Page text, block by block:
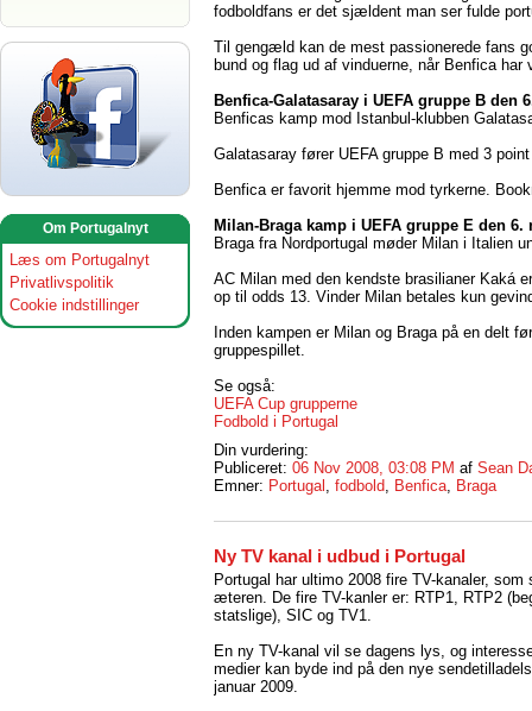
Om Portugalnyt
Læs om Portugalnyt
Privatlivspolitik
Cookie indstillinger
fodboldfans er det sjældent man ser fulde
Til gengæld kan de mest passionerede fans
bund og flag ud af vinduerne, når Benfica har
Benfica-Galatasaray i UEFA gruppe B den
Benficas kamp mod Istanbul-klubben
Galatasaray fører UEFA gruppe B med 3
Benfica er favorit hjemme mod tyrkerne.
Milan-Braga kamp i UEFA gruppe E den 6.
Braga fra Nordportugal møder Milan i Italien
AC Milan med den kendste brasilianer Kaká
op til odds 13. Vinder Milan betales kun
Inden kampen er Milan og Braga på en delt
gruppespillet.
Se også:
UEFA Cup grupperne
Fodbold i Portugal
Din vurdering:
Publiceret: 06 Nov 2008, 03:08 PM af Sean
Emner: Portugal , fodbold, Benfica, Braga
Ny TV kanal i udbud i Portugal
Portugal har ultimo 2008 fire TV-kanaler, som
æteren. De fire TV-kanler er: RTP1, RTP2
statslige), SIC og TV1.
En ny TV-kanal vil se dagens lys, og
medier kan byde ind på den nye
januar 2009.